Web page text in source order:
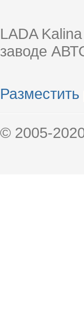
LADA
заводе
© 2005-